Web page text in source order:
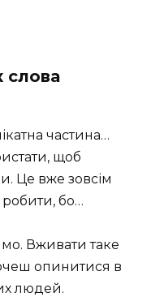
слова
частина…
щоб
Це вже зовсім
робити, бо…
Вживати таке
опинитися в
людей.